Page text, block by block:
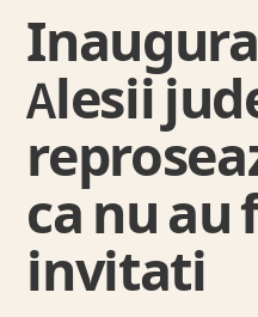
Alesii
ca nu au
invitati